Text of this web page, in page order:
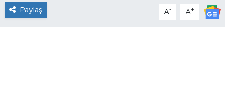
Paylaş A- A+